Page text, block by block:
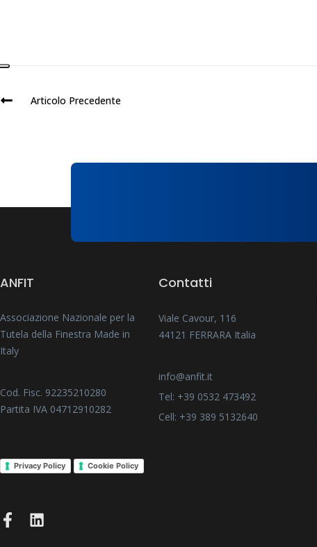
Articolo Precedente
ANFIT
Associazione Nazionale per la
Tutela della Finestra Made in
Italy
Cod. Fisc. 92235210280
Partita IVA 04712910282
Privacy Policy Cookie Policy
Contatti
Viale Cavour, 116
44121 FERRARA Italia
info@anfit.it
Tel: +39 0532 473492
Cell: +39 389 5132640